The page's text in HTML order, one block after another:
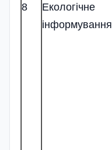
8
Екологічне
інформування